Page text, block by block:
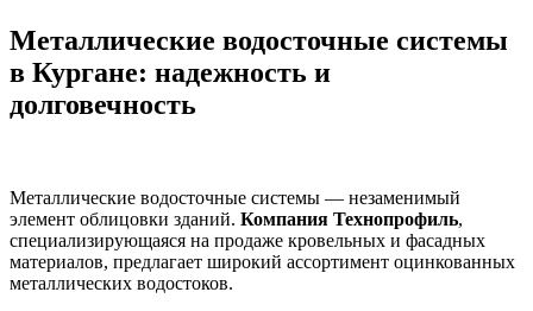
Металлические водосточные системы
в Кургане: надежность и
долговечность
Металлические водосточные системы — незаменимый
элемент облицовки зданий. Компания Технопрофиль,
специализирующаяся на продаже кровельных и фасадных
материалов, предлагает широкий ассортимент оцинкованных
металлических водостоков.